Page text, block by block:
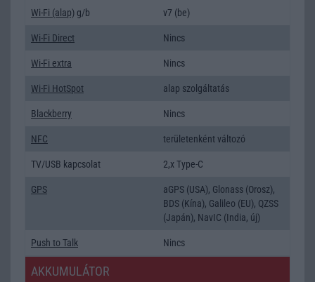
Wi-Fi (alap) g/b v7 (be)
Wi-Fi Direct Nincs
Wi-Fi extra Nincs
Wi-Fi HotSpot alap szolgáltatás
Blackberry Nincs
NFC területenként változó
TV/USB kapcsolat 2,x Type-C
GPS
aGPS (USA), Glonass (Orosz),
BDS (Kína), Galileo (EU), QZSS
(Japán), NavIC (India, új)
Push to Talk Nincs
AKKUMULÁTOR